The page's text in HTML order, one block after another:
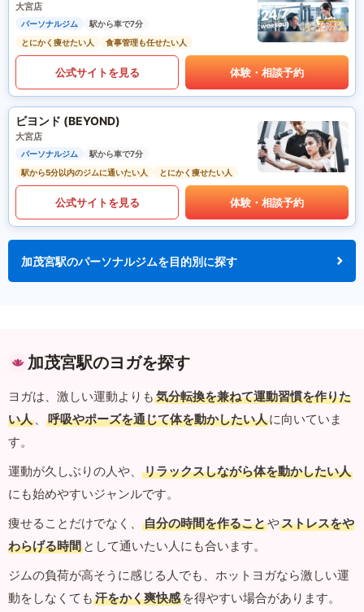
大宮店
パーソナルジム
駅から車で7分
とにかく痩せたい人
食事管理も任せたい人
公式サイトを見る 体験・相談予約
ビヨンド (BEYOND)
大宮店
パーソナルジム
駅から車で7分
駅から5分以内のジムに通いたい人
とにかく痩せたい人
公式サイトを見る 体験・相談予約
加茂宮駅のパーソナルジムを目的別に探す
加茂宮駅のヨガを探す
ヨガは、激しい運動よりも 気分転換を兼ねて運動習慣を作りた
い人 、 呼吸やポーズを通じて体を動かしたい人に向いていま
す。
運動が久しぶりの人や、
リラックスしながら体を動かしたい人
にも始めやすいジャンルです。
痩せることだけでなく、
自分の時間を作ることやストレスをや
わらげる時間 として通いたい人にも合います。
ジムの負荷が高そうに感じる人でも、ホットヨガなら激しい運
動をしなくても 汗をかく爽快感 を得やすい場合があります。